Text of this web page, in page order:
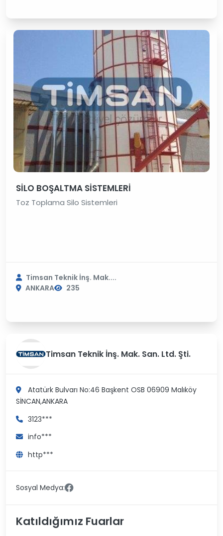
SİLO BOŞALTMA SİSTEMLERİ
Toz Toplama Silo Sistemleri
Timsan Teknik İnş. Mak....
ANKARA
235
Timsan Teknik İnş. Mak. San. Ltd. Şti.
Atatürk Bulvarı No:46 Başkent OSB 06909 Malıköy
SİNCAN,ANKARA
3123***
info***
http***
Sosyal Medya:
Katıldığımız Fuarlar